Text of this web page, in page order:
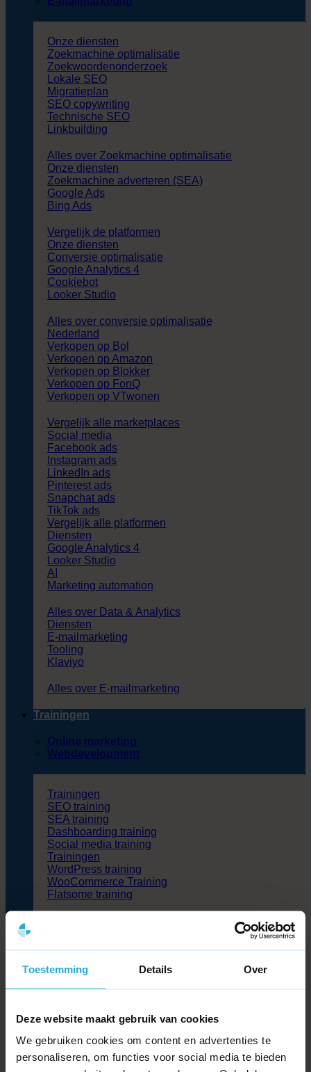
Toestemming Details Over
Deze website maakt gebruik van cookies
We gebruiken cookies om content en advertenties te
personaliseren, om functies voor social media te bieden
Onze diensten
Zoekmachine optimalisatie
Zoekwoordenonderzoek
Lokale SEO
Migratieplan
SEO copywriting
Technische SEO
Linkbuilding
Alles over Zoekmachine optimalisatie
Onze diensten
Zoekmachine adverteren (SEA)
Google Ads
Bing Ads
Vergelijk de platformen
Onze diensten
Conversie optimalisatie
Google Analytics 4
Cookiebot
Looker Studio
Alles over conversie optimalisatie
Nederland
Verkopen op Bol
Verkopen op Amazon
Verkopen op Blokker
Verkopen op FonQ
Verkopen op VTwonen
Vergelijk alle marketplaces
Social media
Facebook ads
Instagram ads
LinkedIn ads
Pinterest ads
Snapchat ads
TikTok ads
Vergelijk alle platformen
Diensten
Google Analytics 4
Looker Studio
AI
Marketing automation
Alles over Data & Analytics
Diensten
E-mailmarketing
Tooling
Klaviyo
Alles over E-mailmarketing
Trainingen
Online marketing
Webdevelopment
Trainingen
SEO training
SEA training
Dashboarding training
Social media training
Trainingen
WordPress training
WooCommerce Training
Flatsome training
Kennisbank
Zoeken
Kennisbank